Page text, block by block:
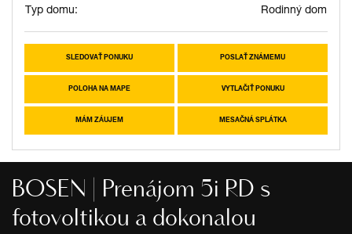
Typ domu:
Rodinný dom
SLEDOVAŤ PONUKU POSLAŤ ZNÁMEMU
POLOHA NA MAPE VYTLAČIŤ PONUKU
MÁM ZÁUJEM MESAČNÁ SPLÁTKA
BOSEN | Prenájom 5i RD s
fotovoltikou a dokonalou